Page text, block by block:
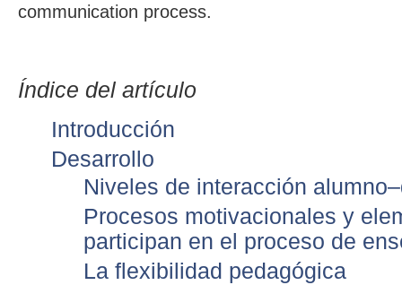
communication process.
Índice del artículo
Introducción
Desarrollo
Niveles de interacción
Procesos motivacionales y
participan en el proceso de
La flexibilidad pedagógica